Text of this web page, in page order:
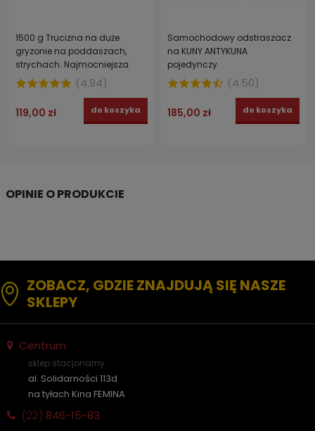
1500 g Trucizna na duże
gryzonie na poddaszach,
strychach. Najmocniejsza
pasta DIFENAKUM
(4.94)
119,00 zł do koszyka
Samochodowy odstraszacz
na KUNY ANTYKUNA
pojedynczy
(4.50)
185,00 zł do koszyka
ZOBACZ, GDZIE ZNAJDUJĄ SIĘ NASZE
SKLEPY
Centrum
sklep stacjonarny
al. Solidarności 113d
na tyłach Kina FEMINA
(22) 846-15-83